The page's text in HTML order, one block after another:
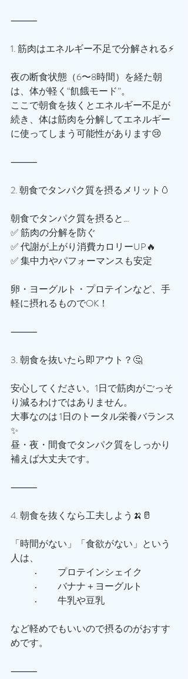
⸻
1. 筋肉はエネルギー不足で分解される⚡️
夜の断食状態（6〜8時間）を経た朝
は、体が軽く“飢餓モード”。
ここで朝食を抜くとエネルギー不足が
続き、体は筋肉を分解してエネルギー
に使ってしまう可能性があります😢
⸻
2. 朝食でタンパク質を摂るメリット🥚
朝食でタンパク質を摂ると…
✅ 筋肉の分解を防ぐ
✅ 代謝が上がり消費カロリーUP🔥
✅ 集中力やパフォーマンスも安定
卵・ヨーグルト・プロテインなど、手
軽に摂れるものでOK！
⸻
3. 朝食を抜いたら即アウト？🤔
安心してください。1日で筋肉がごっそ
り減るわけではありません。
大事なのは 1日のトータル栄養バランス
✨
昼・夜・間食でタンパク質をしっかり
補えば大丈夫です。
⸻
4. 朝食を抜くなら工夫しよう🍌🥛
「時間がない」「食欲がない」という
人は、
	•	プロテインシェイク
	•	バナナ＋ヨーグルト
	•	牛乳や豆乳
など軽めでもいいので摂るのがおすす
めです。
⸻